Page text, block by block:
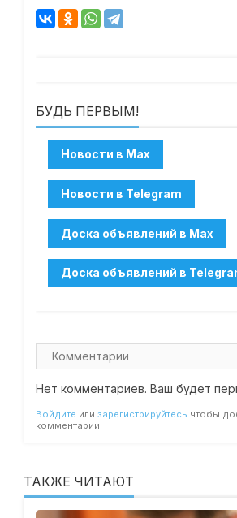
БУДЬ ПЕРВЫМ!
Нет комментариев. Ваш будет
Войдите или зарегистрируйтесь чтобы
комментарии
ТАКЖЕ ЧИТАЮТ